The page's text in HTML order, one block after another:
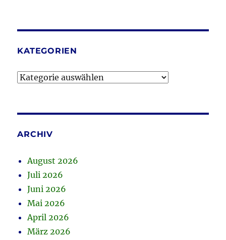
KATEGORIEN
Kategorien
ARCHIV
August 2026
Juli 2026
Juni 2026
Mai 2026
April 2026
März 2026